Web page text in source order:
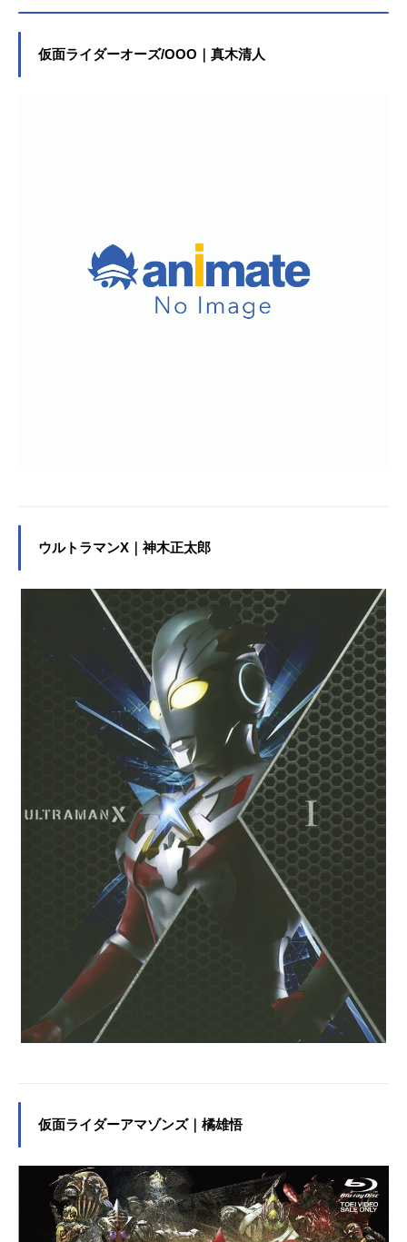
仮面ライダーオーズ/OOO｜真木清人
ウルトラマンX｜神木正太郎
仮面ライダーアマゾンズ｜橘雄悟